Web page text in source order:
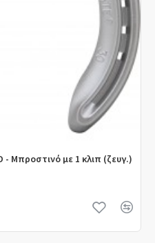
- Μπροστινό με 1 κλιπ (ζευγ.)